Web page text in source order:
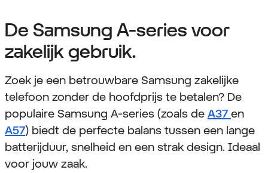
De Samsung A-series voor
zakelijk gebruik.
Zoek je een betrouwbare Samsung zakelijke
telefoon zonder de hoofdprijs te betalen? De
populaire Samsung A-series (zoals de A37 en
A57) biedt de perfecte balans tussen een lange
batterijduur, snelheid en een strak design. Ideaal
voor jouw zaak.